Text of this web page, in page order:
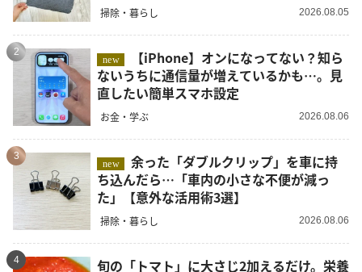
掃除・暮らし 2026.08.05
2
new
ないうちに通信量が増えているかも…。見
直したい簡単スマホ設定
お金・学ぶ 2026.08.06
3
new
余った「ダブルクリップ」を車に持
ち込んだら…「車内の小さな不便が減っ
た」【意外な活用術3選】
掃除・暮らし 2026.08.06
4
旬の「トマト」に大さじ2加えるだけ。栄養